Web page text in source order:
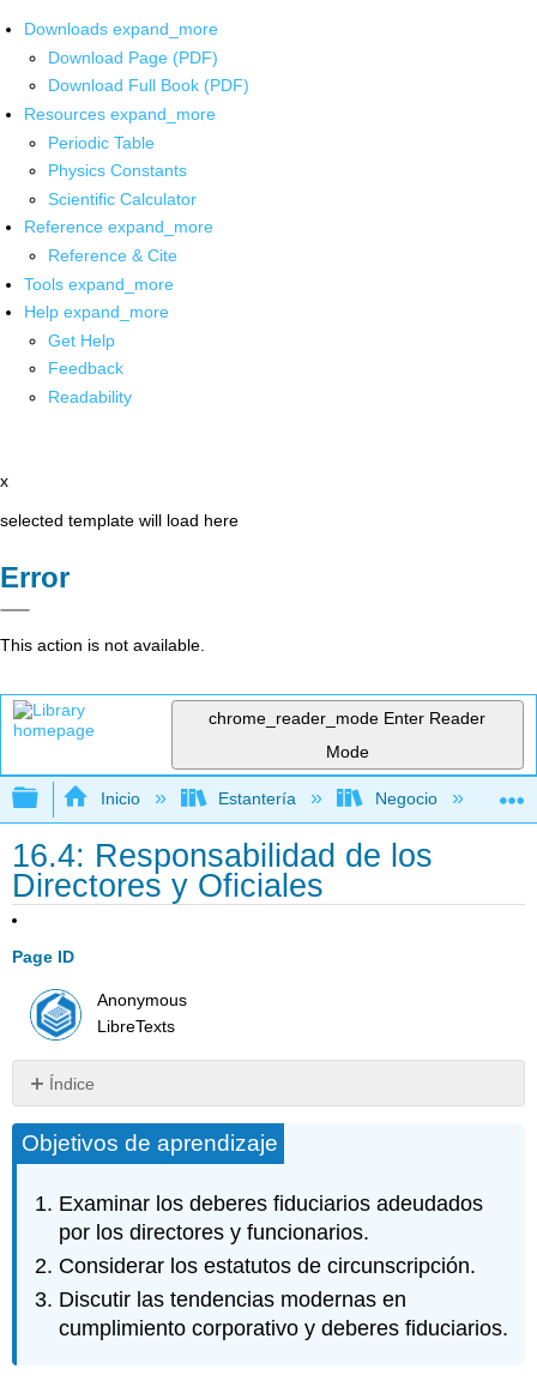
Downloads expand_more
Download Page (PDF)
Download Full Book (PDF)
Resources expand_more
Periodic Table
Physics Constants
Scientific Calculator
Reference expand_more
Reference & Cite
Tools expand_more
Help expand_more
Get Help
Feedback
Readability
x
selected template will load here
Error
This action is not available.
chrome_reader_mode Enter Reader
Mode
Expandir/contraer jerarquía global
Inicio Estantería Negocio
16.4: Responsabilidad de los
Directores y Oficiales
Page ID
Anonymous
LibreTexts
Índice
del
problema
Deber
de
Lealtad
Contratos
con
Corporación
Objetivos de aprendizaje
Examinar los deberes fiduciarios adeudados
por los directores y funcionarios.
Considerar los estatutos de circunscripción.
Discutir las tendencias modernas en
cumplimiento corporativo y deberes fiduciarios.